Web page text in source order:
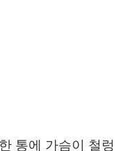
통에 가슴이 철렁